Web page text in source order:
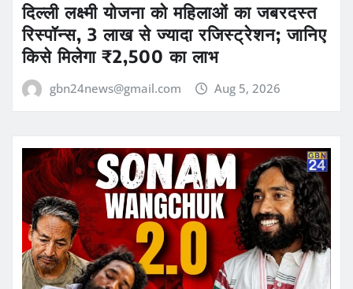
दिल्ली लक्ष्मी योजना को महिलाओं का जबरदस्त
रिस्पॉन्स, 3 लाख से ज्यादा रजिस्ट्रेशन; जानिए
किसे मिलेगा ₹2,500 का लाभ
gbn24news@gmail.com Aug 5, 2026